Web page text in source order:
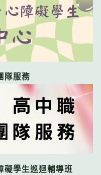
隊服務
礙學生巡迴輔導班